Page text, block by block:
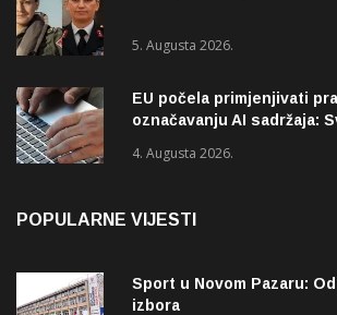
5. Augusta 2026.
EU počela primjenjivati
označavanju AI sadržaja:
4. Augusta 2026.
POPULARNE VIJESTI
Sport u Novom Pazaru:
izbora